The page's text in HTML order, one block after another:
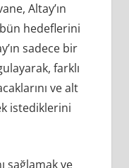
Altay’ın
hedeflerini
sadece bir
farklı
ve alt
istediklerini
sağlamak ve